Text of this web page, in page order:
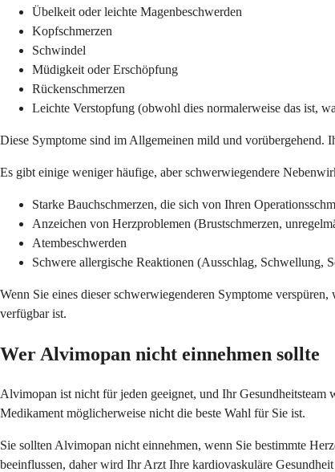
Übelkeit oder leichte Magenbeschwerden
Kopfschmerzen
Schwindel
Müdigkeit oder Erschöpfung
Rückenschmerzen
Leichte Verstopfung (obwohl dies normalerweise das ist,
Diese Symptome sind im Allgemeinen mild und vorübergehend.
Es gibt einige weniger häufige, aber schwerwiegendere
Starke Bauchschmerzen, die sich von Ihren
Anzeichen von Herzproblemen (Brustschmerzen,
Atembeschwerden
Schwere allergische Reaktionen (Ausschlag, Schwellung,
Wenn Sie eines dieser schwerwiegenderen Symptome
verfügbar ist.
Wer Alvimopan nicht einnehmen sollte
Alvimopan ist nicht für jeden geeignet, und Ihr Gesundheitsteam
Medikament möglicherweise nicht die beste Wahl für Sie ist.
Sie sollten Alvimopan nicht einnehmen, wenn Sie bestimmte
beeinflussen, daher wird Ihr Arzt Ihre kardiovaskuläre